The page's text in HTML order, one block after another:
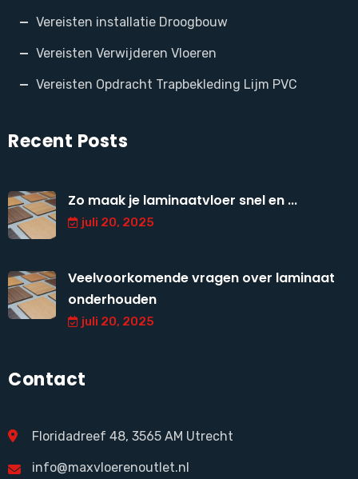
Vereisten installatie Droogbouw
Vereisten Verwijderen Vloeren
Vereisten Opdracht Trapbekleding Lijm PVC
Recent Posts
Zo maak je laminaatvloer snel en ...
juli 20, 2025
Veelvoorkomende vragen over laminaat
onderhouden
juli 20, 2025
Contact
Floridadreef 48, 3565 AM Utrecht
info@maxvloerenoutlet.nl